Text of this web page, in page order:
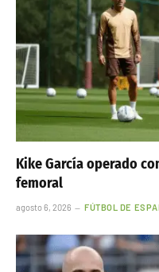
Kike García operado
femoral
agosto 6, 2026 FÚTBOL DE